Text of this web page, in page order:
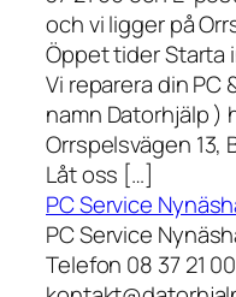
och vi ligger på
Öppet tider Starta
Vi reparera din PC
namn Datorhjälp )
Orrspelsvägen 13,
Låt oss […]
PC Service
PC Service
Telefon 08 37 21